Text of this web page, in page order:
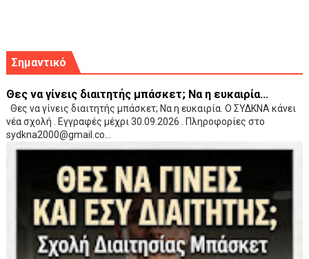
Σημαντικό
Θες να γίνεις διαιτητής μπάσκετ; Να η ευκαιρία...
Θες να γίνεις διαιτητής μπάσκετ; Να η ευκαιρία. Ο ΣΥΔΚΝΑ κάνει
νέα σχολή . Εγγραφές μέχρι 30.09.2026 . Πληροφορίες στο
sydkna2000@gmail.co...